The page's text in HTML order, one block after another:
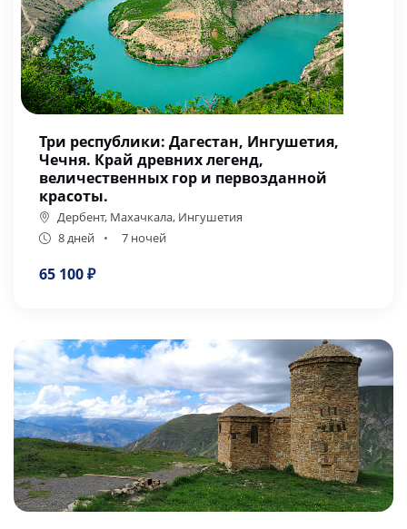
Три республики: Дагестан, Ингушетия,
Чечня. Край древних легенд,
величественных гор и первозданной
красоты.
Дербент, Махачкала, Ингушетия
8 дней
7 ночей
65 100 ₽